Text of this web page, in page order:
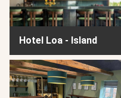
Hotel Loa - Island
Femhøj - Jægerspris -